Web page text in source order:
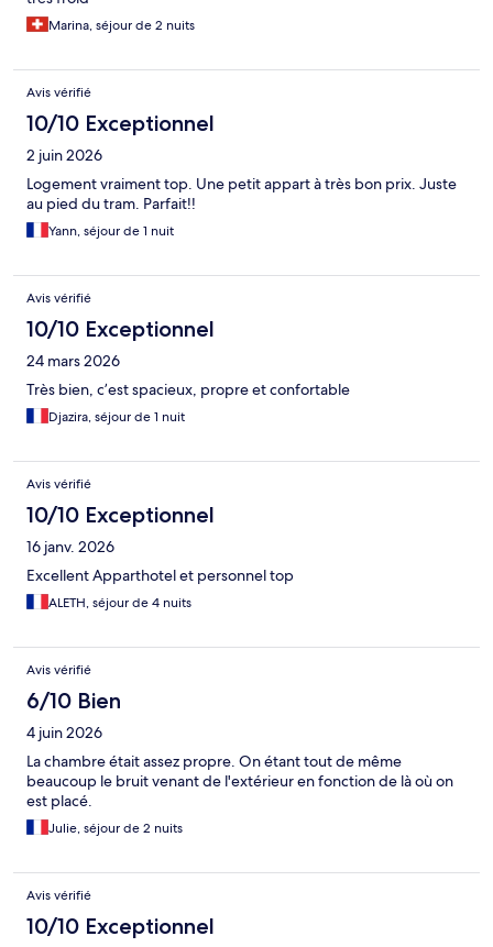
Marina, séjour de 2 nuits
Avis vérifié
10/10 Exceptionnel
2 juin 2026
Logement vraiment top. Une petit appart à très bon prix. Juste
au pied du tram. Parfait!!
Yann, séjour de 1 nuit
Avis vérifié
10/10 Exceptionnel
24 mars 2026
Très bien, c’est spacieux, propre et confortable
Djazira, séjour de 1 nuit
Avis vérifié
10/10 Exceptionnel
16 janv. 2026
Excellent Apparthotel et personnel top
ALETH, séjour de 4 nuits
Avis vérifié
6/10 Bien
4 juin 2026
La chambre était assez propre. On étant tout de même
beaucoup le bruit venant de l'extérieur en fonction de là où on
est placé.
Julie, séjour de 2 nuits
Avis vérifié
10/10 Exceptionnel